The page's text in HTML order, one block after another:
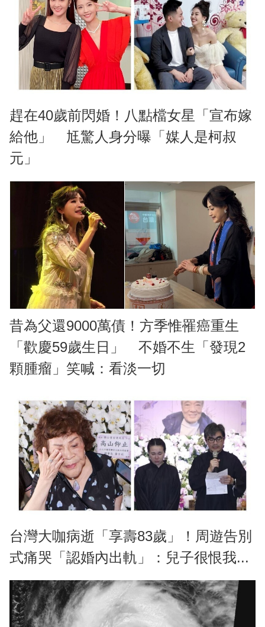
趕在40歲前閃婚！八點檔女星「宣布嫁
給他」 尪驚人身分曝「媒人是柯叔
元」
昔為父還9000萬債！方季惟罹癌重生
「歡慶59歲生日」 不婚不生「發現2
顆腫瘤」笑喊：看淡一切
台灣大咖病逝「享壽83歲」！周遊告別
式痛哭「認婚內出軌」：兒子很恨我...